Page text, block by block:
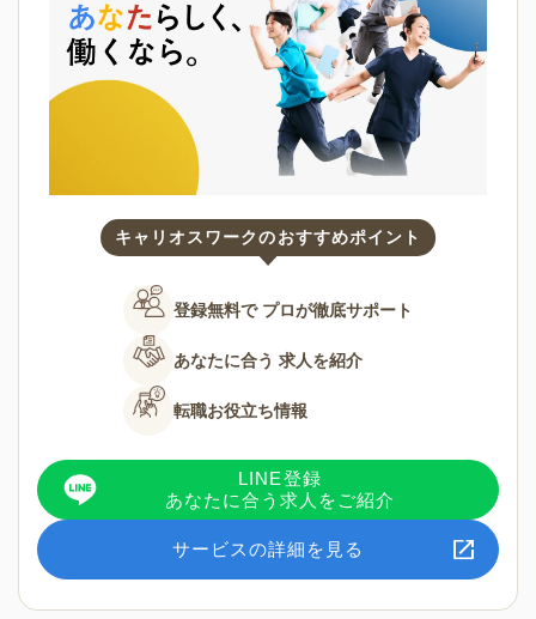
キャリオスワークのおすすめポイント
登録無料で プロが徹底サポート
あなたに合う 求人を紹介
転職お役立ち情報
LINE登録
あなたに合う求人をご紹介
サービスの詳細を見る